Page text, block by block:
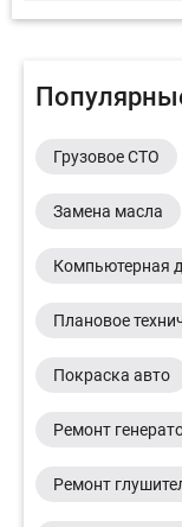
Грузовое СТО
Замена масла
Компьютерная
Плановое
Покраска авто
Ремонт
Ремонт